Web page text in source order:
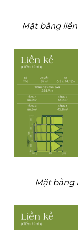
Mặt bằng liền
Mặt bằng